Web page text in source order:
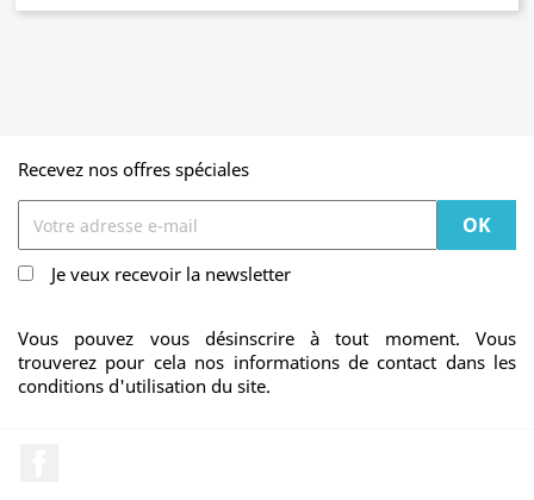
Recevez nos offres spéciales
Je veux recevoir la newsletter
Vous pouvez vous désinscrire à tout moment. Vous
trouverez pour cela nos informations de contact dans les
conditions d'utilisation du site.